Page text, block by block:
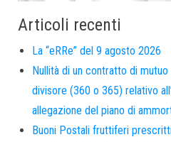
Articoli recenti
La “eRRe” del 9 agosto 2026
Nullità di un contratto di
divisore (360 o 365) relativo
allegazione del piano di
Buoni Postali fruttiferi